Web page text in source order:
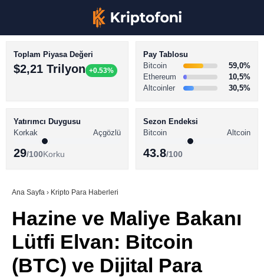
Youtube
TikTok
BİTCOİN HABERLERİ
ALTCOİN HABERLERİ
SÖZLÜK
Toplam Piyasa Değeri
$2,21 Trilyon +0.53%
Pay Tablosu
Bitcoin
59,0%
Ethereum
10,5%
Altcoinler
30,5%
Yatırımcı Duygusu
Korkak
Açgözlü
29/100Korku
Sezon Endeksi
Bitcoin
Altcoin
43.8/100
Ana Sayfa › Kripto Para Haberleri
Hazine ve Maliye Bakanı
Lütfi Elvan: Bitcoin
(BTC) ve Dijital Para